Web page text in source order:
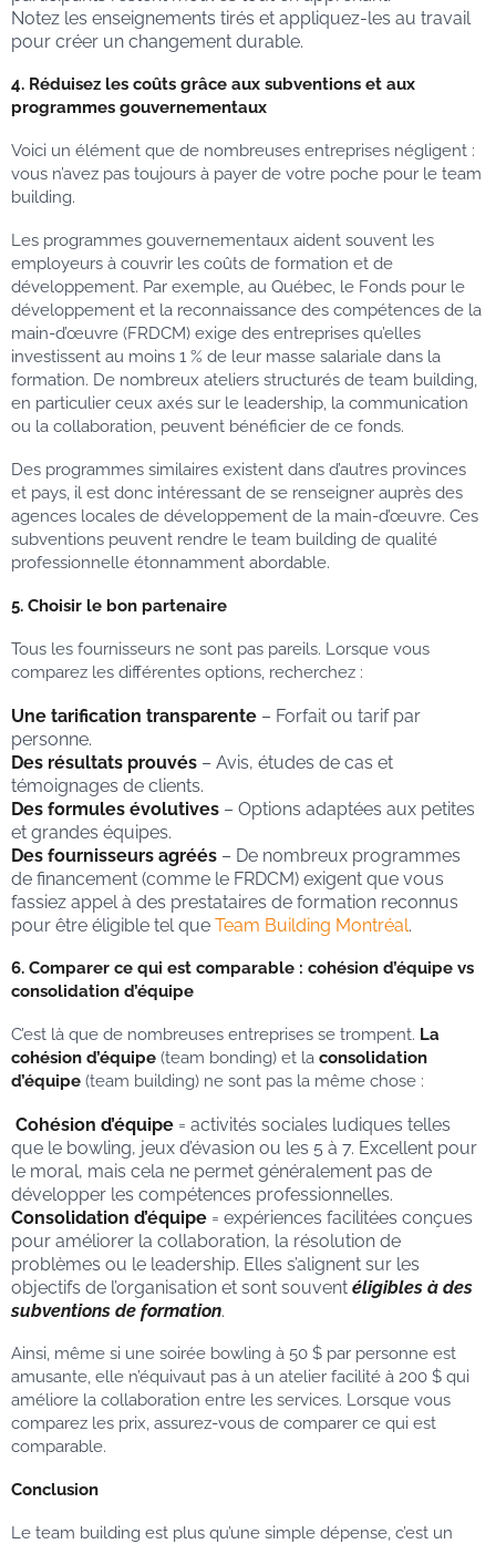
Notez les enseignements tirés et appliquez-les au travail
pour créer un changement durable.
4. Réduisez les coûts grâce aux subventions et aux
programmes gouvernementaux
Voici un élément que de nombreuses entreprises négligent :
vous n’avez pas toujours à payer de votre poche pour le team
building.
Les programmes gouvernementaux aident souvent les
employeurs à couvrir les coûts de formation et de
développement. Par exemple, au Québec, le Fonds pour le
développement et la reconnaissance des compétences de la
main-d’œuvre (FRDCM) exige des entreprises qu’elles
investissent au moins 1 % de leur masse salariale dans la
formation. De nombreux ateliers structurés de team building,
en particulier ceux axés sur le leadership, la communication
ou la collaboration, peuvent bénéficier de ce fonds.
Des programmes similaires existent dans d’autres provinces
et pays, il est donc intéressant de se renseigner auprès des
agences locales de développement de la main-d’œuvre. Ces
subventions peuvent rendre le team building de qualité
professionnelle étonnamment abordable.
5. Choisir le bon partenaire
Tous les fournisseurs ne sont pas pareils. Lorsque vous
comparez les différentes options, recherchez :
Une tarification transparente – Forfait ou tarif par
personne.
Des résultats prouvés – Avis, études de cas et
témoignages de clients.
Des formules évolutives – Options adaptées aux petites
et grandes équipes.
Des fournisseurs agréés – De nombreux programmes
de financement (comme le FRDCM) exigent que vous
fassiez appel à des prestataires de formation reconnus
pour être éligible tel que Team Building Montréal.
6. Comparer ce qui est comparable : cohésion d’équipe vs
consolidation d’équipe
C’est là que de nombreuses entreprises se trompent. La
cohésion d’équipe (team bonding) et la consolidation
d’équipe (team building) ne sont pas la même chose :
Cohésion d’équipe = activités sociales ludiques telles
que le bowling, jeux d’évasion ou les 5 à 7. Excellent pour
le moral, mais cela ne permet généralement pas de
développer les compétences professionnelles.
Consolidation d’équipe = expériences facilitées conçues
pour améliorer la collaboration, la résolution de
problèmes ou le leadership. Elles s’alignent sur les
objectifs de l’organisation et sont souvent éligibles à des
subventions de formation.
Ainsi, même si une soirée bowling à 50 $ par personne est
amusante, elle n’équivaut pas à un atelier facilité à 200 $ qui
améliore la collaboration entre les services. Lorsque vous
comparez les prix, assurez-vous de comparer ce qui est
comparable.
Conclusion
Le team building est plus qu’une simple dépense, c’est un